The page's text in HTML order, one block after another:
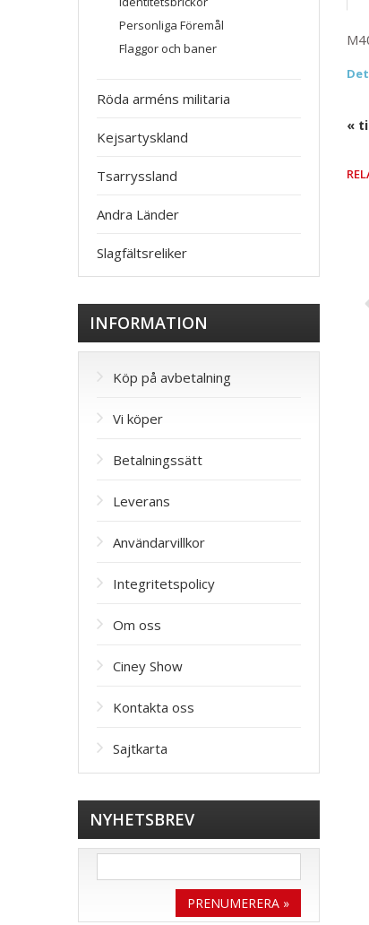
«
Personliga Föremål
Flaggor och baner
Röda arméns militaria
Kejsartyskland
Tsarryssland
Andra Länder
Slagfältsreliker
INFORMATION
Köp på avbetalning
Vi köper
Betalningssätt
Leverans
Användarvillkor
Integritetspolicy
Om oss
Ciney Show
Kontakta oss
Sajtkarta
NYHETSBREV
PRENUMERERA »